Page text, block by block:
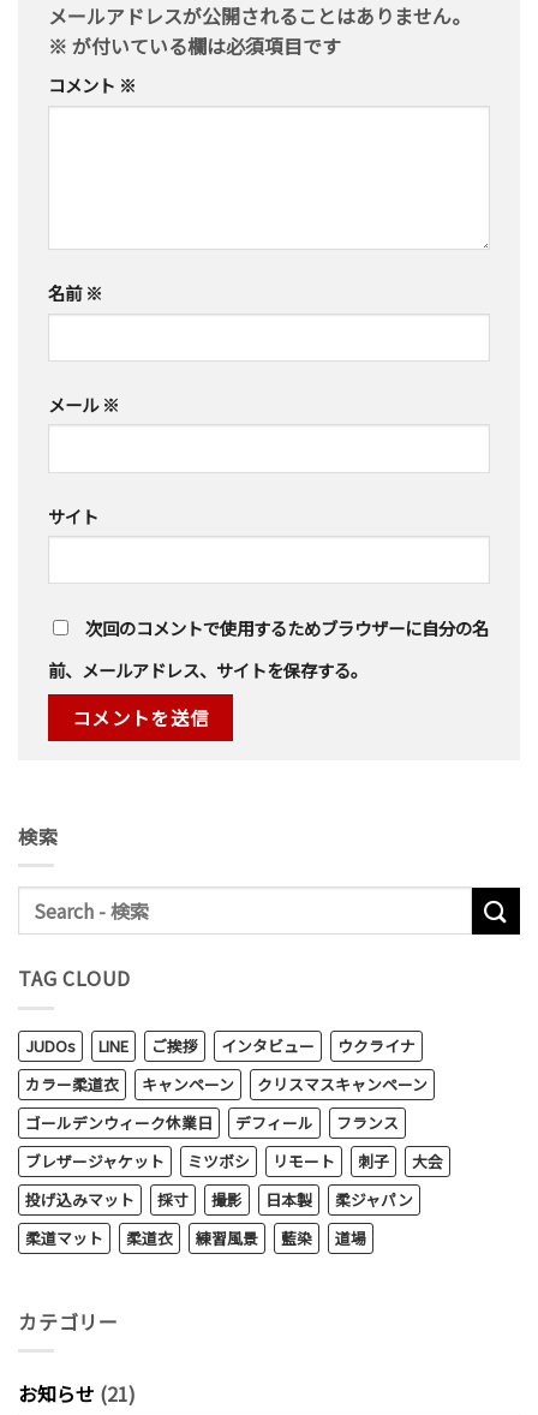
メールアドレスが公開されることはありません。
※ が付いている欄は必須項目です
コメント ※
名前※
メール※
サイト
次回のコメントで使用するためブラウザーに自分の名
前、メールアドレス、サイトを保存する。
検索
TAG CLOUD
JUDOs LINE ご挨拶 インタビュー
ウクライナ
カラー柔道衣
キャンペーン
クリスマスキャンペーン
ゴールデンウィーク休業日
デフィール
フランス
ブレザージャケット
ミツボシ リモート 刺子
大会
投げ込みマット
採寸 撮影 日本製
柔ジャパン
柔道マット
柔道衣 練習風景 藍染 道場
カテゴリー
お知らせ (21)